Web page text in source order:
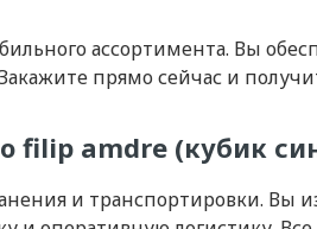
ассортимента. Вы
прямо сейчас и
filip amdre (кубик
и транспортировки. Вы